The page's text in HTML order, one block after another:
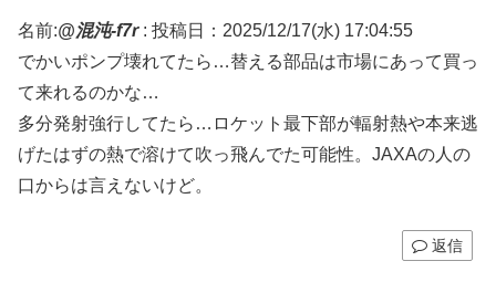
名前:@混沌-f7r: 投稿日：2025/12/17(水) 17:04:55
でかいポンプ壊れてたら…替える部品は市場にあって買っ
て来れるのかな…
多分発射強行してたら…ロケット最下部が輻射熱や本来逃
げたはずの熱で溶けて吹っ飛んでた可能性。JAXAの人の
口からは言えないけど。
返信